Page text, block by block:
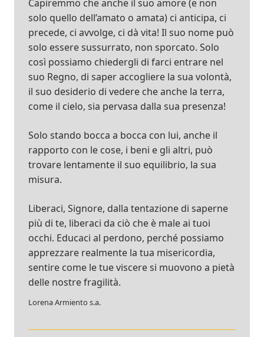
Capiremmo che anche il suo amore (e non
solo quello dell’amato o amata) ci anticipa, ci
precede, ci avvolge, ci dà vita! Il suo nome può
solo essere sussurrato, non sporcato. Solo
così possiamo chiedergli di farci entrare nel
suo Regno, di saper accogliere la sua volontà,
il suo desiderio di vedere che anche la terra,
come il cielo, sia pervasa dalla sua presenza!
Solo stando bocca a bocca con lui, anche il
rapporto con le cose, i beni e gli altri, può
trovare lentamente il suo equilibrio, la sua
misura.
Liberaci, Signore, dalla tentazione di saperne
più di te, liberaci da ciò che è male ai tuoi
occhi. Educaci al perdono, perché possiamo
apprezzare realmente la tua misericordia,
sentire come le tue viscere si muovono a pietà
delle nostre fragilità.
Lorena Armiento s.a.